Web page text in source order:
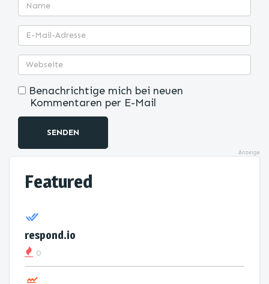
Benachrichtige mich bei neuen
Kommentaren per E-Mail
SENDEN
Anzeige
Featured
respond.io
0